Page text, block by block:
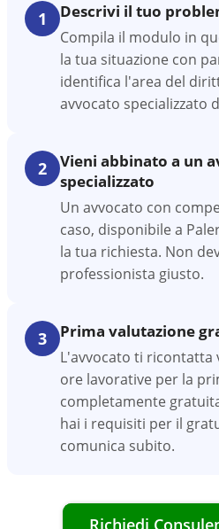
1 Descrivi il tuo
Compila il modulo in
la tua situazione con
identifica l'area del
avvocato specializzato
2
Vieni abbinato a un
specializzato
Un avvocato con
caso, disponibile a
la tua richiesta. Non
professionista giusto.
3 Prima valutazione
L'avvocato ti ricontatta
ore lavorative per la
completamente
hai i requisiti per il
comunica subito.
Richiedi